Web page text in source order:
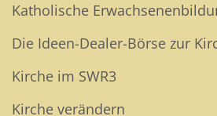
Katholische
Die Ideen-Dealer-Börse zur
Kirche im SWR3
Kirche verändern